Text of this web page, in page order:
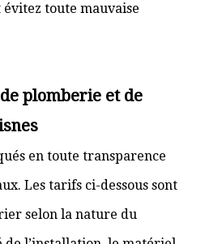
toute mauvaise
plomberie et de
en toute transparence
Les tarifs ci-dessous sont
selon la nature du